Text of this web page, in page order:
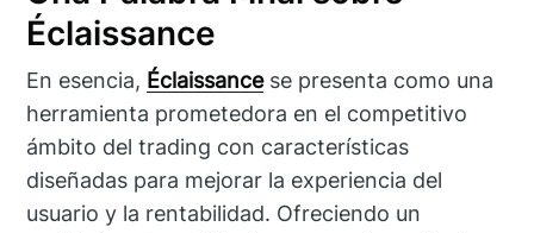
Éclaissance
En esencia, Éclaissancese presenta como una
herramienta prometedora en el competitivo
ámbito del trading con características
diseñadas para mejorar la experiencia del
usuario y la rentabilidad. Ofreciendo un